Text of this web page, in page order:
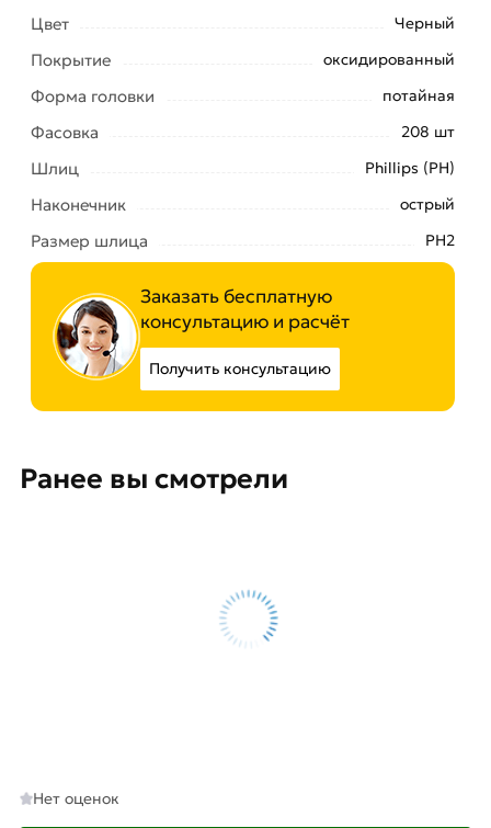
Цвет Черный
Покрытие оксидированный
Форма головки потайная
Фасовка 208 шт
Шлиц Phillips (PH)
Наконечник острый
Размер шлица PH2
Заказать бесплатную
консультацию и расчёт
Получить консультацию
Ранее вы смотрели
Нет оценок